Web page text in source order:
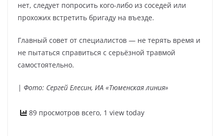
нет, следует попросить кого-либо из соседей или
прохожих встретить бригаду на въезде.
Главный совет от специалистов — не терять время и
не пытаться справиться с серьёзной травмой
самостоятельно.
| Фото: Сергей Елесин, ИА «Тюменская линия»
89 просмотров всего, 1 view today